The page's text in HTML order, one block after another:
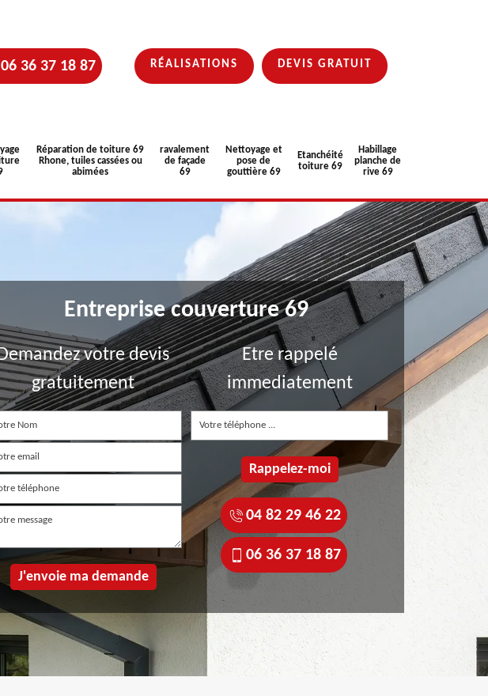
06 36 37 18 87 RÉALISATIONS DEVIS GRATUIT
Réparation de toiture 69
Rhone, tuiles cassées ou
abimées
ravalement
de façade
69
Nettoyage et
pose de
gouttière 69
Etanchéité
toiture 69
Habillage
planche de
rive 69
Entreprise couverture 69
votre devis
gratuitement
Etre rappelé
immediatement
04 82 29 46 22
06 36 37 18 87